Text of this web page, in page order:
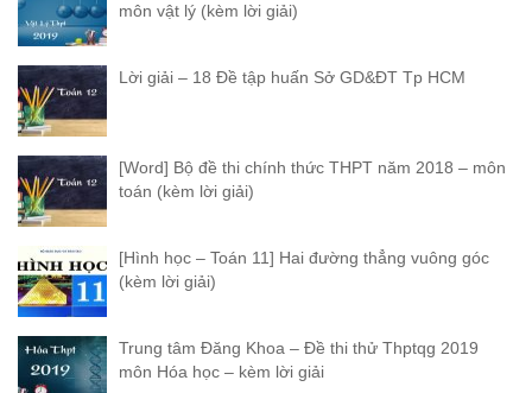
môn vật lý (kèm lời giải)
Lời giải – 18 Đề tập huấn Sở GD&ĐT Tp HCM
[Word] Bộ đề thi chính thức THPT năm 2018 – môn
toán (kèm lời giải)
[Hình học – Toán 11] Hai đường thẳng vuông góc
(kèm lời giải)
Trung tâm Đăng Khoa – Đề thi thử Thptqg 2019
môn Hóa học – kèm lời giải